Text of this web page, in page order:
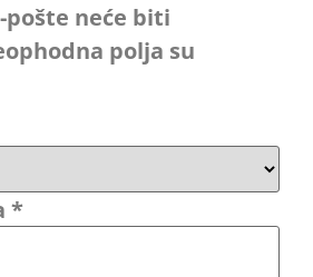
pošte neće biti
polja su
*